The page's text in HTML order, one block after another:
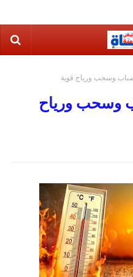
وسحب ورياح قوية
وسحب ورياح